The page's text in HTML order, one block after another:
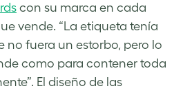
con su marca en cada
vende. “La etiqueta tenía
no fuera un estorbo, pero lo
como para contener toda
El diseño de las